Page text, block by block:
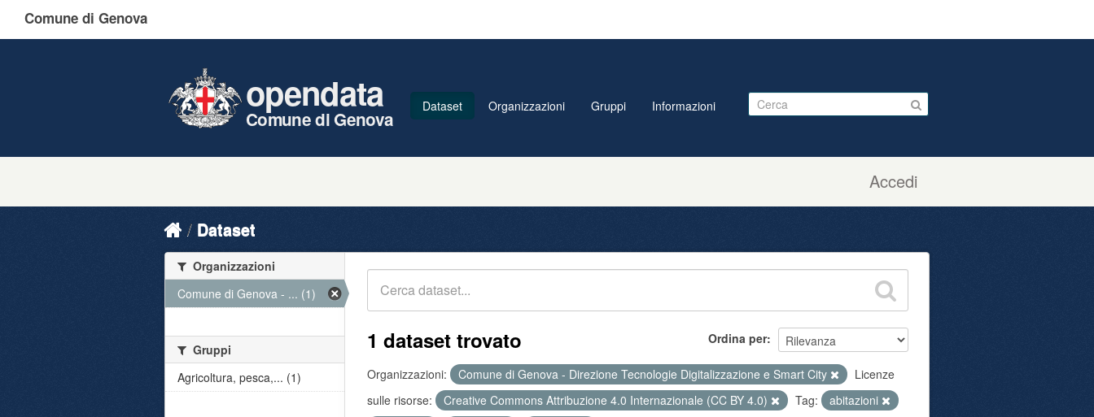
Comune di Genova
Accedi
opendata
Comune di Genova
Dataset Organizzazioni Gruppi Informazioni
Dataset
Ordina per
1 dataset trovato
Organizzazioni: Comune di Genova - Direzione Tecnologie Digitalizzazione e Smart City
Licenze
sulle risorse:
Creative Commons Attribuzione 4.0 Internazionale (CC BY 4.0) Tag:
abitazioni
Organizzazioni
Comune di Genova - ... (1)
Gruppi
Agricoltura, pesca,... (1)